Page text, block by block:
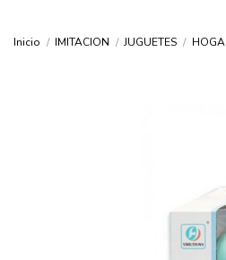
Inicio IMITACION JUGUETES